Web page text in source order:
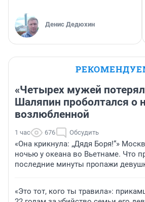
Денис Дедюхин
«Четырех мужей
Шаляпин проболтался о
возлюбленной
1 час 676 Обсудить
«Она крикнула: „Дядя Боря!“»
ночью у океана во Вьетнаме. Что
последние минуты пропажи
«Это тот, кого ты травила»: